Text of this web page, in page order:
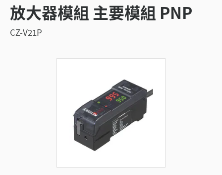
放大器模組 主要模組 PNP
CZ-V21P